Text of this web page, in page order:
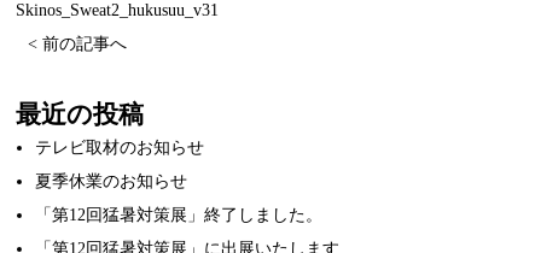
Skinos_Sweat2_hukusuu_v31
< 前の記事へ
最近の投稿
テレビ取材のお知らせ
夏季休業のお知らせ
「第12回猛暑対策展」終了しました。
「第12回猛暑対策展」に出展いたします